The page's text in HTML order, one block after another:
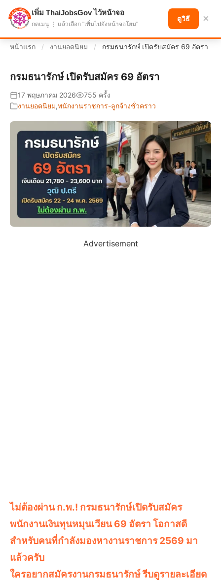
แบ่งปันโอกาส เพื่ออนาคตที่ก้าวหน้า
หน้าแรก / งานยอดนิยม / กรมธนารักษ์ เปิดรับสมัคร 69 อัตรา
กรมธนารักษ์ เปิดรับสมัคร 69 อัตรา
17 พฤษภาคม 2026
755 ครั้ง
งานยอดนิยม,พนักงานราชการ-ลูกจ้างชั่วคราว
Advertisement
ไม่ต้องผ่าน ก.พ.! กรมธนารักษ์เปิดรับสมัคร
พนักงานเงินทุนหมุนเวียน 69 อัตรา โอกาสดี
สำหรับคนที่กำลังมองหางานราชการ 2569 มา
แล้วครับ
ใครอยากสมัครงานกรมธนารักษ์ รีบดูรายละเอียด
เพิ่ม ThaiJobsGov ไว้หน้าจอ
กดเมนู ⋮ แล้วเลือก "เพิ่มไปยังหน้าจอโฮม"
ดูวิธี ×